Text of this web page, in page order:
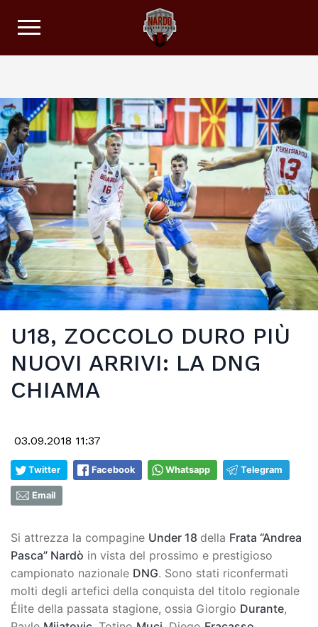
U18, ZOCCOLO DURO PIÙ
NUOVI ARRIVI: LA DNG
CHIAMA
03.09.2018 11:37
Twitter Facebook Whatsapp Telegram
Email
Si attrezza la compagine Under 18 della Frata “Andrea
Pasca” Nardò in vista del prossimo e prestigioso
campionato nazionale DNG. Sono stati riconfermati
molti degli artefici della conquista del titolo regionale
Élite della passata stagione, ossia Giorgio Durante,